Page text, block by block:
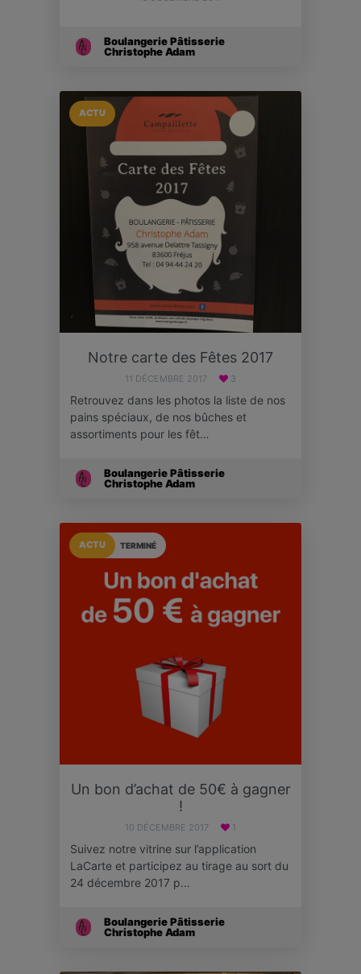
Boulangerie Pâtisserie
Christophe Adam
ACTU
Notre carte des Fêtes 2017
11 DÉCEMBRE 2017 3
Retrouvez dans les photos la liste de nos
pains spéciaux, de nos bûches et
assortiments pour les fêt…
Boulangerie Pâtisserie
Christophe Adam
TERMINÉ
ACTU
Un bon d’achat de 50€ à gagner
!
10 DÉCEMBRE 2017 1
Suivez notre vitrine sur l’application
LaCarte et participez au tirage au sort du
24 décembre 2017 p…
Boulangerie Pâtisserie
Christophe Adam